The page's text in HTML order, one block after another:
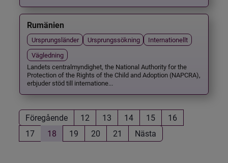
Rumänien
Ursprungsländer Ursprungssökning
Internationellt
Vägledning
Landets centralmyndighet, the National Authority for the
Protection of the Rights of the Child and Adoption (NAPCRA),
erbjuder stöd till internatione...
Föregående 12 13 14 15
16
17
18 19 20 21 Nästa